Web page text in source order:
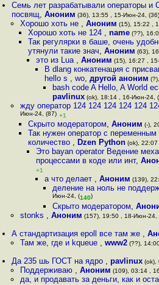
Семь лет разрабатывали операторы
посвящ,Аноним (36), 13:55 , 15-Июн-24, (36)
Хорошо хоть не , Аноним (15), 15:22 ,
Хорошо хоть не 124 , name(??),
Так регулярки в баше, очень
утянули такие знач, Аноним (63),
это из Lua ,Аноним (15), 16:27 ,
В dlang конкатенация с
hello s , wo, другой аноним
bash code A Hello, A World
pavlinux(ok), 18:14 , 16-Июн-24,
жду оператор 124 124 124 124 124
Июн-24, (87) +1
Скрыто модератором, Аноним (-),
Так нужен оператор с
количество , Dzen Python(ok), 22:07
Это bayan operator Ведение
процессами в коде или инт,
+1
а что делает , Аноним (139),
деление на ноль не
Июн-24, (140)
Скрыто модератором,
stonks , Аноним (157), 19:50 , 18-Июн-24,
А стандартизация epoll все там же ,
Там же, где и kqueue , www2(??),
Да 235 шь ГОСТ на ядро ,pavlinux (ok),
Поддерживаю , Аноним (109), 03:14 ,
да, и продавать за деньги, как и